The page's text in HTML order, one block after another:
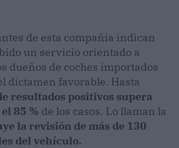
de esta compañía indican
un servicio orientado a
dueños de coches importados
dictamen favorable. Hasta
resultados positivos supera
85 % de los casos. Lo llaman la
la revisión de más de 130
del vehículo.